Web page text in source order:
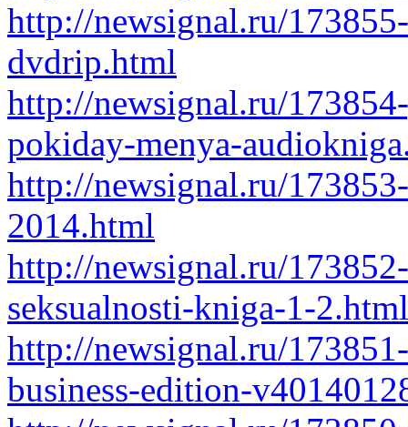
http://newsignal.ru/
dvdrip.html
http://newsignal.ru/
pokiday-menya-
http://newsignal.ru/
2014.html
http://newsignal.ru/
seksualnosti-kniga-1-2.html
http://newsignal.ru/
business-edition-